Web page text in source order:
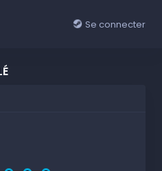
Se connecter